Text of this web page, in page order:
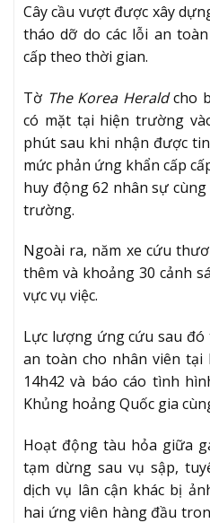
Cây cầu vượt được xây
tháo dỡ do các lỗi an
cấp theo thời gian.
Tờ The Korea Heraldcho
có mặt tại hiện trường
phút sau khi nhận được
mức phản ứng khẩn cấp
huy động 62 nhân sự
trường.
Ngoài ra, năm xe cứu
thêm và khoảng 30 cảnh
vực vụ việc.
Lực lượng ứng cứu sau
an toàn cho nhân viên
14h42 và báo cáo tình
Khủng hoảng Quốc gia
Hoạt động tàu hỏa giữa
tạm dừng sau vụ sập,
dịch vụ lân cận khác bị
hai ứng viên hàng đầu